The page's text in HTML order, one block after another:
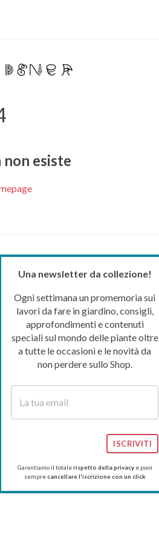
non esiste
Una newsletter da collezione!
Ogni settimana un promemoria sui
lavori da fare in giardino, consigli,
approfondimenti e contenuti
speciali sul mondo delle piante oltre
a tutte le occasioni e le novità da
non perdere sullo Shop.
ISCRIVITI
Garantiamo il totalerispetto della privacye puoi
semprecancellare l'iscrizione con un click